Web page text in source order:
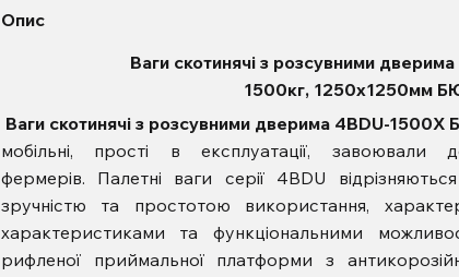
Опис
Ваги скотинячі з розсувними
1500кг, 1250х1250мм
Ваги скотинячі з розсувними дверима 4BDU-
мобільні, прості в експлуатації, завоювали
фермерів. Палетні ваги серії 4BDU
зручністю та простотою використання,
характеристиками та функціональними
рифленої приймальної платформи з